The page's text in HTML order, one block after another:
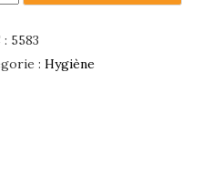
: 5583
: Hygiène